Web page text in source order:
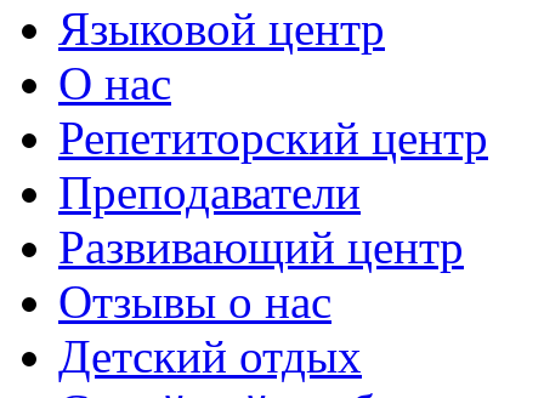
Языковой центр
О нас
Репетиторский центр
Преподаватели
Развивающий центр
Отзывы о нас
Детский отдых